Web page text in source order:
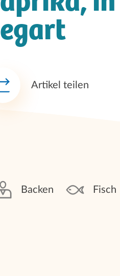
Artikel teilen
Backen Fisch